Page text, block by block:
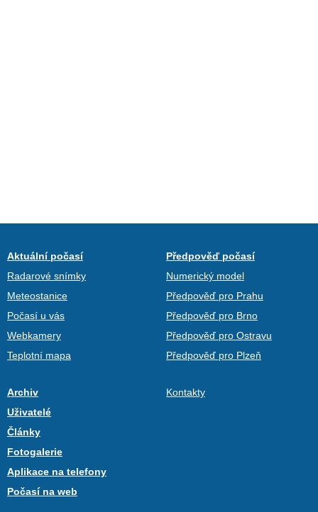
Aktuální počasí
Radarové snímky
Meteostanice
Počasí u vás
Webkamery
Teplotní mapa
Předpověď počasí
Numerický model
Předpověď pro Prahu
Předpověď pro Brno
Předpověď pro Ostravu
Předpověď pro Plzeň
Archiv
Uživatelé
Články
Fotogalerie
Aplikace na telefony
Počasí na web
Kontakty